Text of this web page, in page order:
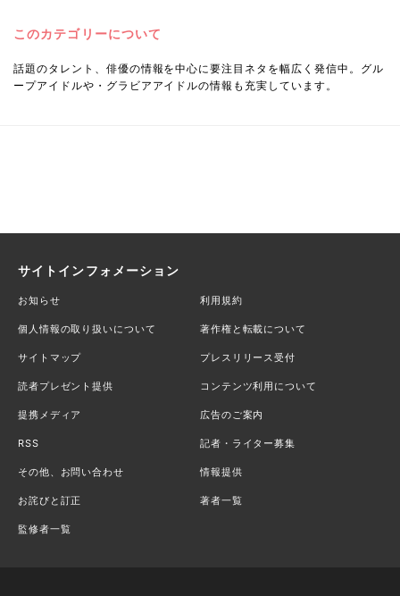
このカテゴリーについて
話題のタレント、俳優の情報を中心に要注目ネタを幅広く発信中。グル
ープアイドルや・グラビアアイドルの情報も充実しています。
サイトインフォメーション
お知らせ 利用規約
個人情報の取り扱いについて 著作権と転載について
サイトマップ プレスリリース受付
読者プレゼント提供 コンテンツ利用について
提携メディア 広告のご案内
RSS 記者・ライター募集
その他、お問い合わせ 情報提供
お詫びと訂正 著者一覧
監修者一覧